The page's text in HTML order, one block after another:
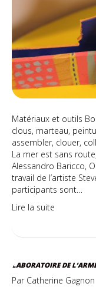
Matériaux et outils
clous, marteau,
assembler, clouer,
La mer est sans
Alessandro Baricco,
travail de l’artiste
participants sont…
Lire la suite
LABORATOIRE DE
Par Catherine Gagnon